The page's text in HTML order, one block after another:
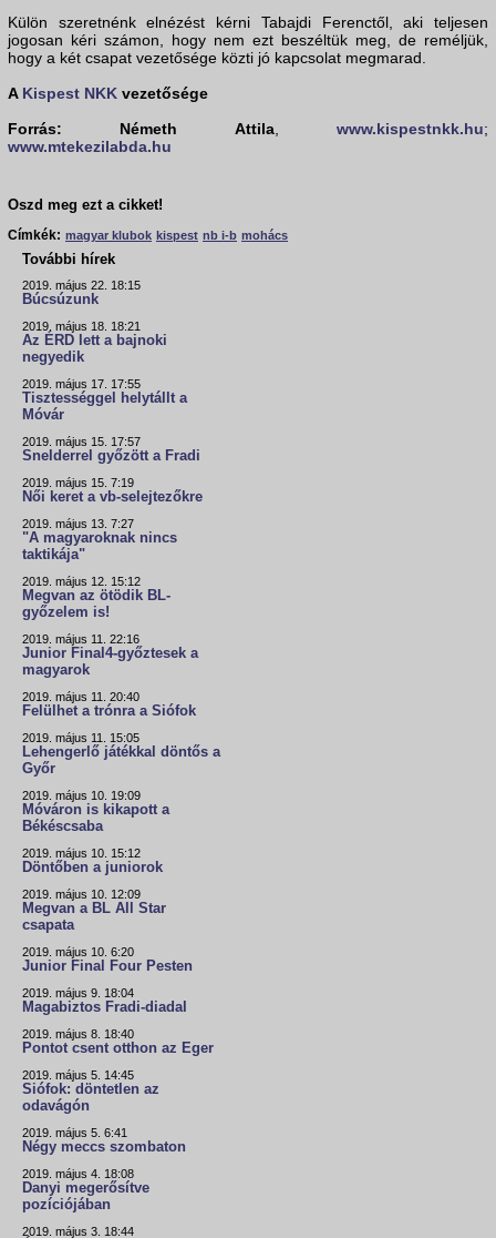
Külön szeretnénk elnézést kérni Tabajdi Ferenctől, aki teljesen
jogosan kéri számon, hogy nem ezt beszéltük meg, de reméljük,
hogy a két csapat vezetősége közti jó kapcsolat megmarad.
A Kispest NKK vezetősége
Forrás: Németh Attila,www.kispestnkk.hu;
www.mtekezilabda.hu
Oszd meg ezt a cikket!
Címkék: magyar klubok kispest nb i-b mohács
További hírek
2019. május 22. 18:15
Búcsúzunk
2019. május 18. 18:21
Az ÉRD lett a bajnoki
negyedik
2019. május 17. 17:55
Tisztességgel helytállt a
Móvár
2019. május 15. 17:57
Snelderrel győzött a Fradi
2019. május 15. 7:19
Női keret a vb-selejtezőkre
2019. május 13. 7:27
"A magyaroknak nincs
taktikája"
2019. május 12. 15:12
Megvan az ötödik BL-
győzelem is!
2019. május 11. 22:16
Junior Final4-győztesek a
magyarok
2019. május 11. 20:40
Felülhet a trónra a Siófok
2019. május 11. 15:05
Lehengerlő játékkal döntős a
Győr
2019. május 10. 19:09
Móváron is kikapott a
Békéscsaba
2019. május 10. 15:12
Döntőben a juniorok
2019. május 10. 12:09
Megvan a BL All Star
csapata
2019. május 10. 6:20
Junior Final Four Pesten
2019. május 9. 18:04
Magabiztos Fradi-diadal
2019. május 8. 18:40
Pontot csent otthon az Eger
2019. május 5. 14:45
Siófok: döntetlen az
odavágón
2019. május 5. 6:41
Négy meccs szombaton
2019. május 4. 18:08
Danyi megerősítve
pozíciójában
2019. május 3. 18:44